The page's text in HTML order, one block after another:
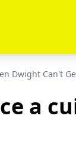
Dwight Can't
a